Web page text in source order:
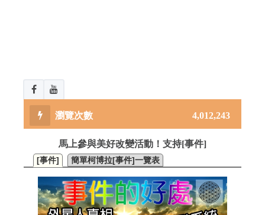
4,012,243
馬上參與美好改變活動！支持[事件]
[事件] 簡單柯博拉[事件]一覽表